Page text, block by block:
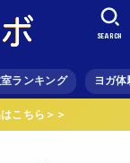
室ランキング ヨガ体
SEARCH
こちら＞＞